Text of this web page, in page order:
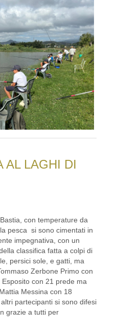
AL LAGHI DI
con temperature da
pesca si sono cimentati in
impegnativa, con un
classifica fatta a colpi di
persici sole, e gatti, ma
Zerbone Primo con
con 21 prede ma
Messina con 18
partecipanti si sono difesi
grazie a tutti per